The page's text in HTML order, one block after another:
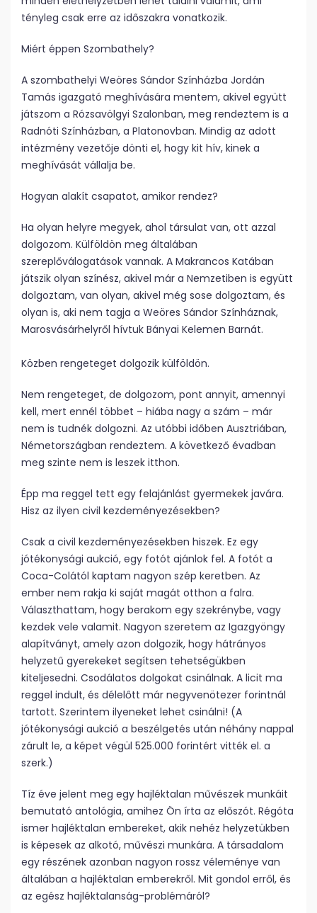
tényleg csak erre az időszakra vonatkozik.
Miért éppen Szombathely?
A szombathelyi Weöres Sándor Színházba Jordán
Tamás igazgató meghívására mentem, akivel együtt
játszom a Rózsavölgyi Szalonban, meg rendeztem is a
Radnóti Színházban, a Platonovban. Mindig az adott
intézmény vezetője dönti el, hogy kit hív, kinek a
meghívását vállalja be.
Hogyan alakít csapatot, amikor rendez?
Ha olyan helyre megyek, ahol társulat van, ott azzal
dolgozom. Külföldön meg általában
szereplőválogatások vannak. A Makrancos Katában
játszik olyan színész, akivel már a Nemzetiben is együtt
dolgoztam, van olyan, akivel még sose dolgoztam, és
olyan is, aki nem tagja a Weöres Sándor Színháznak,
Marosvásárhelyről hívtuk Bányai Kelemen Barnát.
Közben rengeteget dolgozik külföldön.
Nem rengeteget, de dolgozom, pont annyit, amennyi
kell, mert ennél többet – hiába nagy a szám – már
nem is tudnék dolgozni. Az utóbbi időben Ausztriában,
Németországban rendeztem. A következő évadban
meg szinte nem is leszek itthon.
Épp ma reggel tett egy felajánlást gyermekek javára.
Hisz az ilyen civil kezdeményezésekben?
Csak a civil kezdeményezésekben hiszek. Ez egy
jótékonysági aukció, egy fotót ajánlok fel. A fotót a
Coca-Colától kaptam nagyon szép keretben. Az
ember nem rakja ki saját magát otthon a falra.
Választhattam, hogy berakom egy szekrénybe, vagy
kezdek vele valamit. Nagyon szeretem az Igazgyöngy
alapítványt, amely azon dolgozik, hogy hátrányos
helyzetű gyerekeket segítsen tehetségükben
kiteljesedni. Csodálatos dolgokat csinálnak. A licit ma
reggel indult, és délelőtt már negyvenötezer forintnál
tartott. Szerintem ilyeneket lehet csinálni! (A
jótékonysági aukció a beszélgetés után néhány nappal
zárult le, a képet végül 525.000 forintért vitték el. a
szerk.)
Tíz éve jelent meg egy hajléktalan művészek munkáit
bemutató antológia, amihez Ön írta az előszót. Régóta
ismer hajléktalan embereket, akik nehéz helyzetükben
is képesek az alkotó, művészi munkára. A társadalom
egy részének azonban nagyon rossz véleménye van
általában a hajléktalan emberekről. Mit gondol erről, és
az egész hajléktalanság-problémáról?